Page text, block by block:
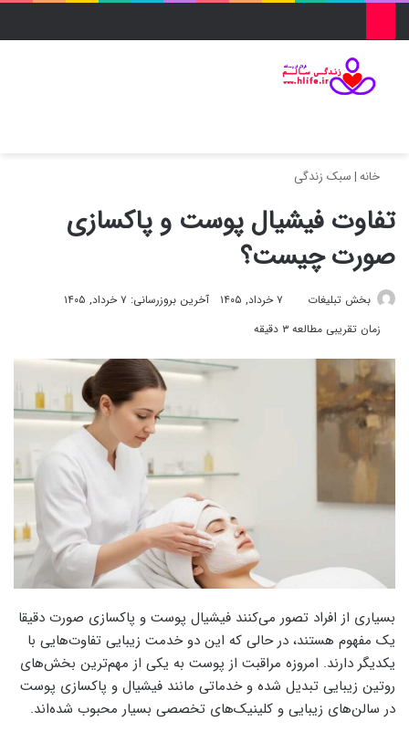
خانه|سبک زندگی
تفاوت فیشیال پوست و پاکسازی
صورت چیست؟
بخش تبلیغات ۷ خرداد, ۱۴۰۵
آخرین بروزرسانی: ۷ خرداد, ۱۴۰۵
زمان تقریبی مطالعه ۳ دقیقه
بسیاری از افراد تصور می‌کنند فیشیال پوست و پاکسازی صورت دقیقا
یک مفهوم هستند، در حالی که این دو خدمت زیبایی تفاوت‌هایی با
یکدیگر دارند. امروزه مراقبت از پوست به یکی از مهم‌ترین بخش‌های
روتین زیبایی تبدیل شده و خدماتی مانند فیشیال و پاکسازی پوست
در سالن‌های زیبایی و کلینیک‌های تخصصی بسیار محبوب شده‌اند.